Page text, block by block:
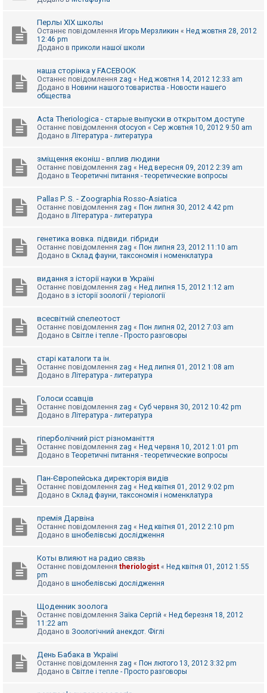
Перлы ХІХ школы
Останнє повідомлення Игорь Мерзликин « Нед жовтня 28, 2012
12:46 pm
Додано в приколи нашої школи
наша сторінка у FACEBOOK
Останнє повідомлення zag « Нед жовтня 14, 2012 12:33 am
Додано в Новини нашого товариства - Новости нашего
общества
Acta Theriologica - старые выпуски в открытом доступе
Останнє повідомлення otocyon « Сер жовтня 10, 2012 9:50 am
Додано в Література - литература
зміщення еконіш - вплив людини
Останнє повідомлення zag « Нед вересня 09, 2012 2:39 am
Додано в Теоретичні питання - теоретические вопросы
Pallas P. S. - Zoographia Rosso-Asiatica
Останнє повідомлення zag « Пон липня 30, 2012 4:42 pm
Додано в Література - литература
генетика вовка. підвиди. гібриди
Останнє повідомлення zag « Пон липня 23, 2012 11:10 am
Додано в Склад фауни, таксономія і номенклатура
видання з історії науки в Україні
Останнє повідомлення zag « Нед липня 15, 2012 1:12 am
Додано в з історії зоології / теріології
всесвітній спелеотост
Останнє повідомлення zag « Пон липня 02, 2012 7:03 am
Додано в Світле і тепле - Просто разговоры
старі каталоги та ін.
Останнє повідомлення zag « Нед липня 01, 2012 1:08 am
Додано в Література - литература
Голоси ссавців
Останнє повідомлення zag « Суб червня 30, 2012 10:42 pm
Додано в Література - литература
гіперболічний ріст різноманіття
Останнє повідомлення zag « Нед червня 10, 2012 1:01 pm
Додано в Теоретичні питання - теоретические вопросы
Пан-Європейська директорія видів
Останнє повідомлення zag « Нед квітня 01, 2012 9:02 pm
Додано в Склад фауни, таксономія і номенклатура
премія Дарвіна
Останнє повідомлення zag « Нед квітня 01, 2012 2:10 pm
Додано в шнобелівські дослідження
Коты влияют на радио связь
Останнє повідомлення theriologist « Нед квітня 01, 2012 1:55
pm
Додано в шнобелівські дослідження
Щоденник зоолога
Останнє повідомлення Заїка Сергій « Нед березня 18, 2012
11:22 am
Додано в Зоологічний анекдот. Фіглі
День Бабака в Україні
Останнє повідомлення zag « Пон лютого 13, 2012 3:32 pm
Додано в Світле і тепле - Просто разговоры